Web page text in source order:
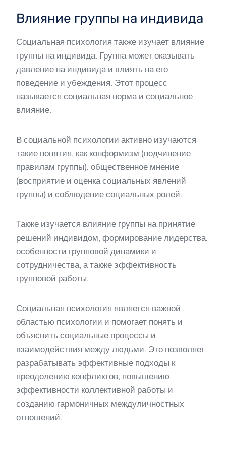
Влияние группы на индивида
Социальная психология также изучает влияние
группы на индивида. Группа может оказывать
давление на индивида и влиять на его
поведение и убеждения. Этот процесс
называется социальная норма и социальное
влияние.
В социальной психологии активно изучаются
такие понятия, как конформизм (подчинение
правилам группы), общественное мнение
(восприятие и оценка социальных явлений
группы) и соблюдение социальных ролей.
Также изучается влияние группы на принятие
решений индивидом, формирование лидерства,
особенности групповой динамики и
сотрудничества, а также эффективность
групповой работы.
Социальная психология является важной
областью психологии и помогает понять и
объяснить социальные процессы и
взаимодействия между людьми. Это позволяет
разрабатывать эффективные подходы к
преодолению конфликтов, повышению
эффективности коллективной работы и
созданию гармоничных междуличностных
отношений.